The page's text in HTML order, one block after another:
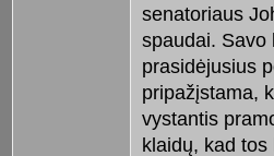
senatoriaus
spaudai. Savo
prasidėjusius
pripažįstama,
vystantis
klaidų, kad tos